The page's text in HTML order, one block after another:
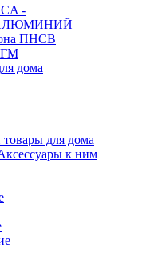
-
АЛЮМИНИЙ
ПНСВ
дома
для дома
к ним